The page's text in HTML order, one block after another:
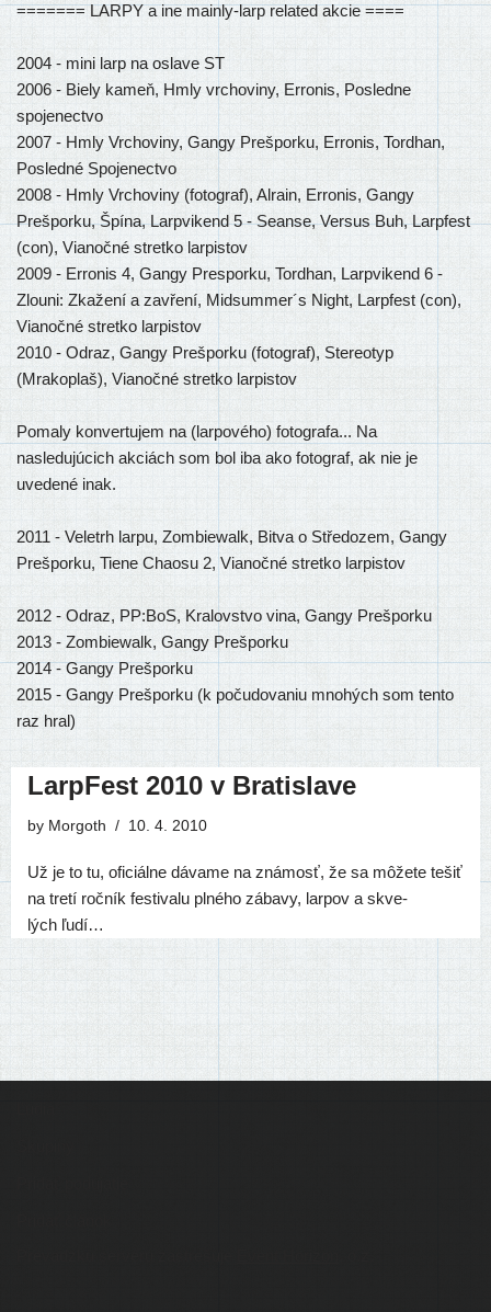
======= LARPY a ine mainly-larp related akcie ====
2004 - mini larp na oslave ST
2006 - Biely kameň, Hmly vrchoviny, Erronis, Posledne
spojenectvo
2007 - Hmly Vrchoviny, Gangy Prešporku, Erronis, Tordhan,
Posledné Spojenectvo
2008 - Hmly Vrchoviny (fotograf), Alrain, Erronis, Gangy
Prešporku, Špína, Larpvikend 5 - Seanse, Versus Buh, Larpfest
(con), Vianočné stretko larpistov
2009 - Erronis 4, Gangy Presporku, Tordhan, Larpvikend 6 -
Zlouni: Zkažení a zavření, Midsummer´s Night, Larpfest (con),
Vianočné stretko larpistov
2010 - Odraz, Gangy Prešporku (fotograf), Stereotyp
(Mrakoplaš), Vianočné stretko larpistov
Pomaly konvertujem na (larpového) fotografa... Na
nasledujúcich akciách som bol iba ako fotograf, ak nie je
uvedené inak.
2011 - Veletrh larpu, Zombiewalk, Bitva o Středozem, Gangy
Prešporku, Tiene Chaosu 2, Vianočné stretko larpistov
2012 - Odraz, PP:BoS, Kralovstvo vina, Gangy Prešporku
2013 - Zombiewalk, Gangy Prešporku
2014 - Gangy Prešporku
2015 - Gangy Prešporku (k počudovaniu mnohých som tento
raz hral)
LarpFest 2010 v Bratislave
by Morgoth 10. 4. 2010
Už je to tu, ofi­ciál­ne dáva­me na zná­mosť, že sa môže­te tešiť
na tre­tí roč­ník fes­ti­va­lu plné­ho zába­vy, lar­pov a skve­
lých ľudí…